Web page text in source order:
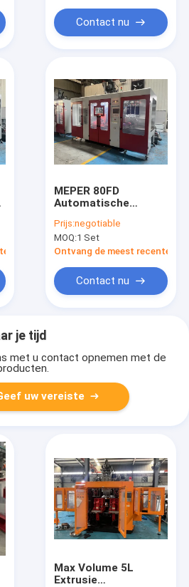
Contact nu
Prijs
MEPER 80FD
Automatische
Prijs:negotiable
MOQ:1 Set
Ontvang de meest recente
Contact nu
je tijd
met u contact opnemen met de
uw vereiste
Max Volume 5L
Extrusie